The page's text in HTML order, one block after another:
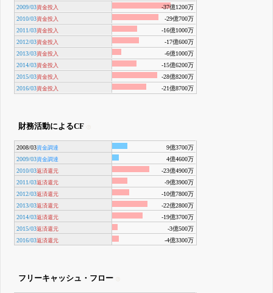
2009/03資金投入
-37億1200万
2010/03資金投入
-29億700万
2011/03資金投入
-16億1000万
2012/03資金投入
-17億600万
2013/03資金投入
-6億1000万
2014/03資金投入
-15億6200万
2015/03資金投入
-28億8200万
2016/03資金投入 -21億8700万
財務活動によるCF
2008/03資金調達
9億3700万
2009/03資金調達
4億4600万
2010/03返済還元
-23億4900万
2011/03返済還元
-9億3900万
2012/03返済還元
-10億7800万
2013/03返済還元
-22億2800万
2014/03返済還元
-19億3700万
2015/03返済還元
-3億500万
2016/03返済還元 -4億3300万
フリーキャッシュ・フロー